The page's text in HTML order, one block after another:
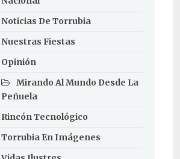
Noticias De Torrubia
Nuestras Fiestas
Opinión
Mirando Al Mundo Desde La
Peñuela
Rincón Tecnológico
Torrubia En Imágenes